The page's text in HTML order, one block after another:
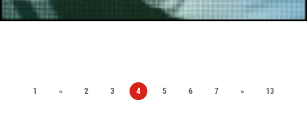
1 « 2 3 4 5 6 7 » 13